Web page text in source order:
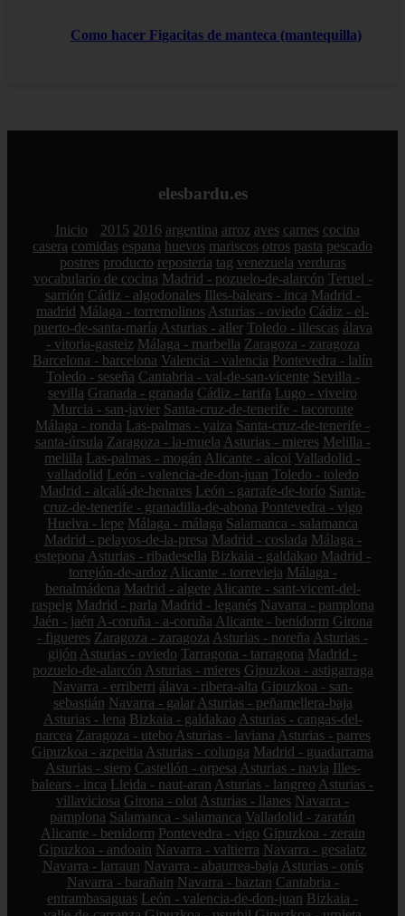
Como hacer Figacitas de manteca (mantequilla)
elesbardu.es
Inicio 2015 2016 argentina arroz aves carnes cocina
casera comidas espana huevos mariscos otros pasta pescado
postres producto reposteria tag venezuela verduras
vocabulario de cocina Madrid - pozuelo-de-alarcón Teruel -
sarrión Cádiz - algodonales Illes-balears - inca Madrid -
madrid Málaga - torremolinos Asturias - oviedo Cádiz - el-
puerto-de-santa-maría Asturias - aller Toledo - illescas álava
- vitoria-gasteiz Málaga - marbella Zaragoza - zaragoza
Barcelona - barcelona Valencia - valencia Pontevedra - lalín
Toledo - seseña Cantabria - val-de-san-vicente Sevilla -
sevilla Granada - granada Cádiz - tarifa Lugo - viveiro
Murcia - san-javier Santa-cruz-de-tenerife - tacoronte
Málaga - ronda Las-palmas - yaiza Santa-cruz-de-tenerife -
santa-úrsula Zaragoza - la-muela Asturias - mieres Melilla -
melilla Las-palmas - mogán Alicante - alcoi Valladolid -
valladolid León - valencia-de-don-juan Toledo - toledo
Madrid - alcalá-de-henares León - garrafe-de-torío Santa-
cruz-de-tenerife - granadilla-de-abona Pontevedra - vigo
Huelva - lepe Málaga - málaga Salamanca - salamanca
Madrid - pelayos-de-la-presa Madrid - coslada Málaga -
estepona Asturias - ribadesella Bizkaia - galdakao Madrid -
torrejón-de-ardoz Alicante - torrevieja Málaga -
benalmádena Madrid - algete Alicante - sant-vicent-del-
raspeig Madrid - parla Madrid - leganés Navarra - pamplona
Jaén - jaén A-coruña - a-coruña Alicante - benidorm Girona
- figueres Zaragoza - zaragoza Asturias - noreña Asturias -
gijón Asturias - oviedo Tarragona - tarragona Madrid -
pozuelo-de-alarcón Asturias - mieres Gipuzkoa - astigarraga
Navarra - erriberri álava - ribera-alta Gipuzkoa - san-
sebastián Navarra - galar Asturias - peñamellera-baja
Asturias - lena Bizkaia - galdakao Asturias - cangas-del-
narcea Zaragoza - utebo Asturias - laviana Asturias - parres
Gipuzkoa - azpeitia Asturias - colunga Madrid - guadarrama
Asturias - siero Castellón - orpesa Asturias - navia Illes-
balears - inca Lleida - naut-aran Asturias - langreo Asturias -
villaviciosa Girona - olot Asturias - llanes Navarra -
pamplona Salamanca - salamanca Valladolid - zaratán
Alicante - benidorm Pontevedra - vigo Gipuzkoa - zerain
Gipuzkoa - andoain Navarra - valtierra Navarra - gesalatz
Navarra - larraun Navarra - abaurrea-baja Asturias - onís
Navarra - barañain Navarra - baztan Cantabria -
entrambasaguas León - valencia-de-don-juan Bizkaia -